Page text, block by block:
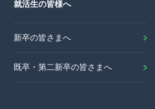
就活生の皆様へ
新卒の皆さまへ
既卒・第二新卒の皆さまへ